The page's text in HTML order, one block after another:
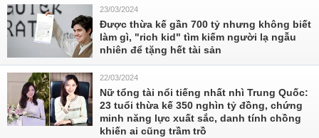
23/03/2024
Được thừa kế gần 700 tỷ nhưng không biết
làm gì, "rich kid" tìm kiếm người lạ ngẫu
nhiên để tặng hết tài sản
22/03/2024
Nữ tổng tài nổi tiếng nhất nhì Trung Quốc:
23 tuổi thừa kế 350 nghìn tỷ đồng, chứng
minh năng lực xuất sắc, danh tính chồng
khiến ai cũng trầm trồ